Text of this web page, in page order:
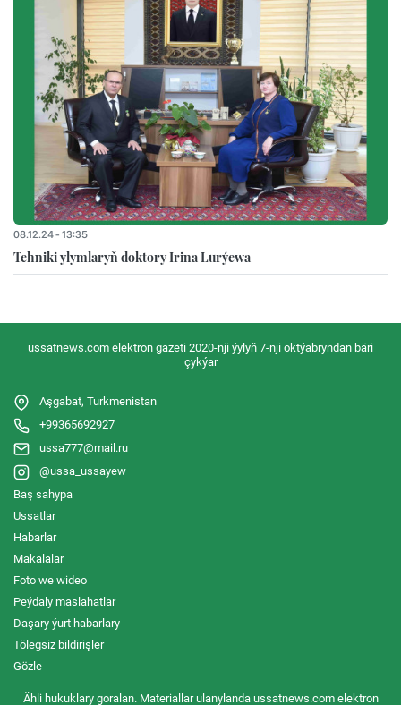
08.12.24 - 13:35
Tehniki ylymlaryň doktory Irina Lurýewa
ussatnews.com elektron gazeti 2020-nji ýylyň 7-nji oktýabryndan bäri
çykýar
Aşgabat, Turkmenistan
+99365692927
ussa777@mail.ru
@ussa_ussayew
Baş sahypa
Ussatlar
Habarlar
Makalalar
Foto we wideo
Peýdaly maslahatlar
Daşary ýurt habarlary
Tölegsiz bildirişler
Gözle
Ähli hukuklary goralan. Materiallar ulanylanda ussatnews.com elektron